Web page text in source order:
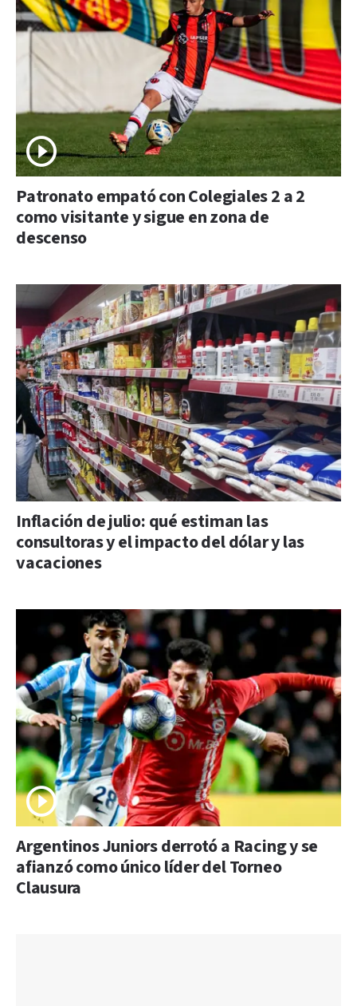
Patronato empató con Colegiales 2 a 2
como visitante y sigue en zona de
descenso
Inflación de julio: qué estiman las
consultoras y el impacto del dólar y las
vacaciones
Argentinos Juniors derrotó a Racing y se
afianzó como único líder del Torneo
Clausura